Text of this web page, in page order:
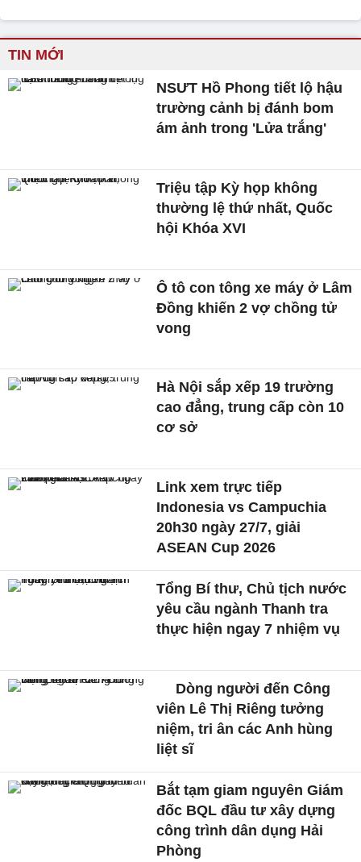
TIN MỚI
NSƯT Hồ Phong tiết lộ hậu
trường cảnh bị đánh bom
ám ảnh trong 'Lửa trắng'
Triệu tập Kỳ họp không
thường lệ thứ nhất, Quốc
hội Khóa XVI
Ô tô con tông xe máy ở Lâm
Đồng khiến 2 vợ chồng tử
vong
Hà Nội sắp xếp 19 trường
cao đẳng, trung cấp còn 10
cơ sở
Link xem trực tiếp
Indonesia vs Campuchia
20h30 ngày 27/7, giải
ASEAN Cup 2026
Tổng Bí thư, Chủ tịch nước
yêu cầu ngành Thanh tra
thực hiện ngay 7 nhiệm vụ
Dòng người đến Công
viên Lê Thị Riêng tưởng
niệm, tri ân các Anh hùng
liệt sĩ
Bắt tạm giam nguyên Giám
đốc BQL đầu tư xây dựng
công trình dân dụng Hải
Phòng